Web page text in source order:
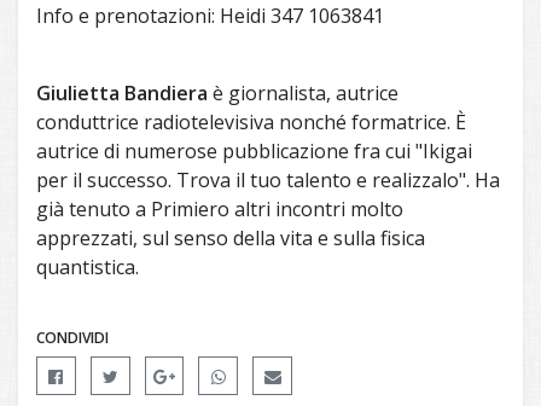
Info e prenotazioni: Heidi 347 1063841
Giulietta Bandiera è giornalista, autrice
conduttrice radiotelevisiva nonché formatrice. È
autrice di numerose pubblicazione fra cui "Ikigai
per il successo. Trova il tuo talento e realizzalo". Ha
già tenuto a Primiero altri incontri molto
apprezzati, sul senso della vita e sulla fisica
quantistica.
CONDIVIDI